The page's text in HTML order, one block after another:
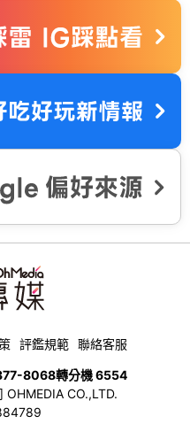
評鑑規範 聯絡客服
8068轉分機 6554
CO.,LTD.